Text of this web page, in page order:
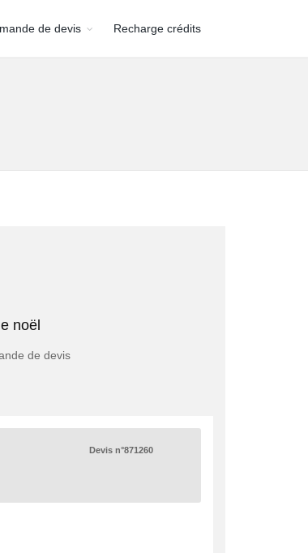
de devis Recharge crédits
noël
de devis
Market
supprimer toute concurrence.
d’être remboursé de votre achat
Devis n°871260